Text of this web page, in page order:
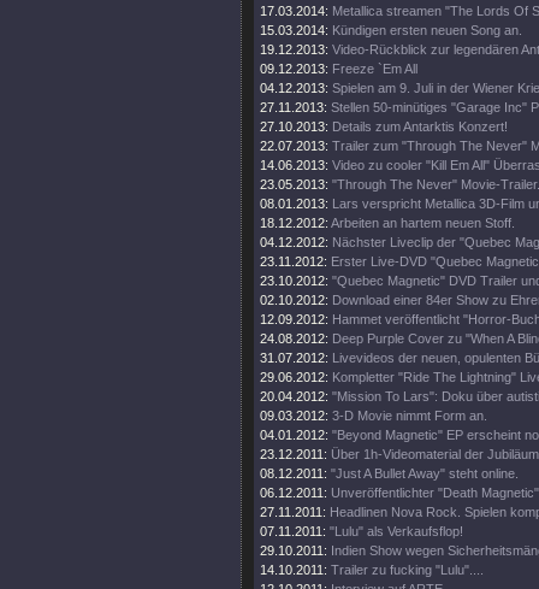
17.03.2014: Metallica streamen "The Lords Of
15.03.2014: Kündigen ersten neuen Song an.
19.12.2013: Video-Rückblick zur legendären
09.12.2013: Freeze `Em All
04.12.2013: Spielen am 9. Juli in der Wiener
27.11.2013: Stellen 50-minütiges "Garage Inc"
27.10.2013: Details zum Antarktis Konzert!
22.07.2013: Trailer zum "Through The Never"
14.06.2013: Video zu cooler "Kill Em All"
23.05.2013: "Through The Never" Movie-Trailer.
08.01.2013: Lars verspricht Metallica 3D-Film
18.12.2012: Arbeiten an hartem neuen Stoff.
04.12.2012: Nächster Liveclip der "Quebec
23.11.2012: Erster Live-DVD "Quebec
23.10.2012: "Quebec Magnetic" DVD Trailer
02.10.2012: Download einer 84er Show zu
12.09.2012: Hammet veröffentlicht "Horror-
24.08.2012: Deep Purple Cover zu "When A
31.07.2012: Livevideos der neuen, opulenten
29.06.2012: Kompletter "Ride The Lightning"
20.04.2012: "Mission To Lars": Doku über
09.03.2012: 3-D Movie nimmt Form an.
04.01.2012: "Beyond Magnetic" EP erscheint
23.12.2011: Über 1h-Videomaterial der
08.12.2011: "Just A Bullet Away" steht online.
06.12.2011: Unveröffentlichter "Death
27.11.2011: Headlinen Nova Rock. Spielen
07.11.2011: "Lulu" als Verkaufsflop!
29.10.2011: Indien Show wegen
14.10.2011: Trailer zu fucking "Lulu"....